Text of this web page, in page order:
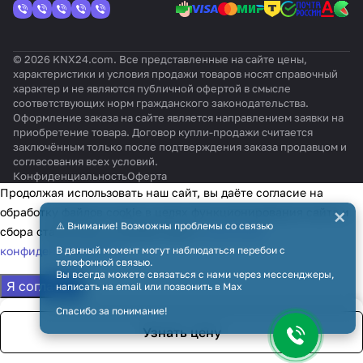
Узнать цену
© 2026 KNX24.com. Все представленные на сайте цены,
характеристики и условия продажи товаров носят справочный
характер и не являются публичной офертой в смысле
соответствующих норм гражданского законодательства.
Оформление заказа на сайте является направлением заявки на
приобретение товара. Договор купли-продажи считается
заключённым только после подтверждения заказа продавцом и
согласования всех условий.
КонфиденциальностьОферта
⚠️ Внимание! Возможны проблемы со связью
В данный момент могут наблюдаться перебои с
телефонной связью.
Вы всегда можете связаться с нами через мессенджеры,
написать на email или позвонить в Max
Спасибо за понимание!
×
Продолжая использовать наш сайт, вы даёте согласие на
обработку файлов cookie в целях функционирования сайта и
сбора статистики в соответствии сполитикой
конфиденциальности
Я согласен